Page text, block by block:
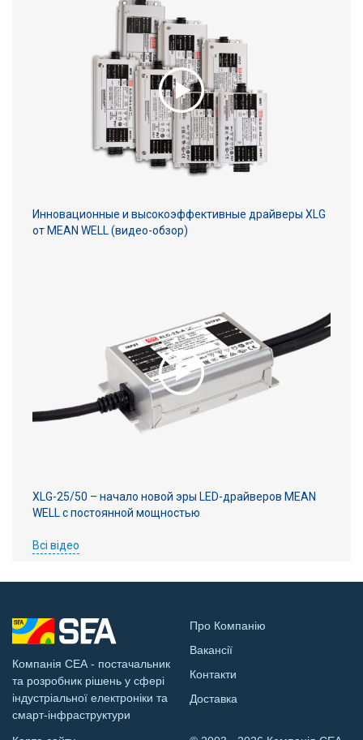
Инновационные и высокоэффективные драйверы XLG
от MEAN WELL (видео-обзор)
XLG-25/50 – начало новой эры LED-драйверов MEAN
WELL с постоянной мощностью
Всі відео
Компанія СЕА - постачальник
та розробник рішень у сфері
індустріальної електроніки та
смарт-інфраструктури
Про Компанію
Вакансії
Контакти
Доставка